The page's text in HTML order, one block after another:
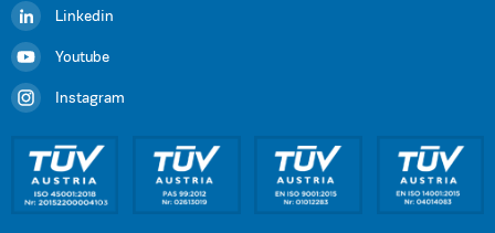
Linkedin
Youtube
Instagram